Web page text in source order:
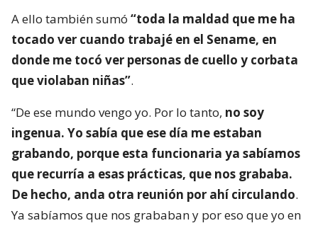
A ello también sumó “toda la maldad que me ha
tocado ver cuando trabajé en el Sename, en
donde me tocó ver personas de cuello y corbata
que violaban niñas”.
“De ese mundo vengo yo. Por lo tanto, no soy
ingenua. Yo sabía que ese día me estaban
grabando, porque esta funcionaria ya sabíamos
que recurría a esas prácticas, que nos grababa.
De hecho, anda otra reunión por ahí circulando.
Ya sabíamos que nos grababan y por eso que yo en